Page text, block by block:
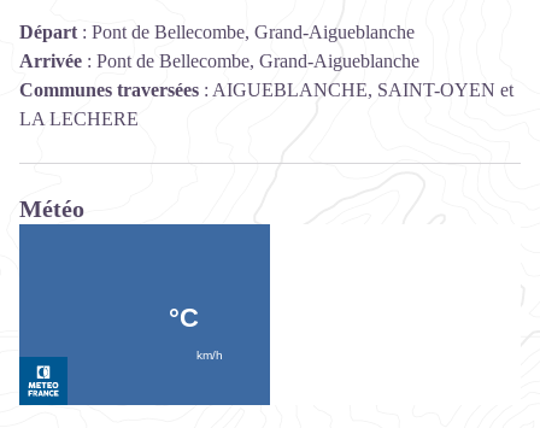
Départ : Pont de Bellecombe, Grand-Aigueblanche
Arrivée : Pont de Bellecombe, Grand-Aigueblanche
Communes traversées : AIGUEBLANCHE, SAINT-OYEN et
LA LECHERE
Météo